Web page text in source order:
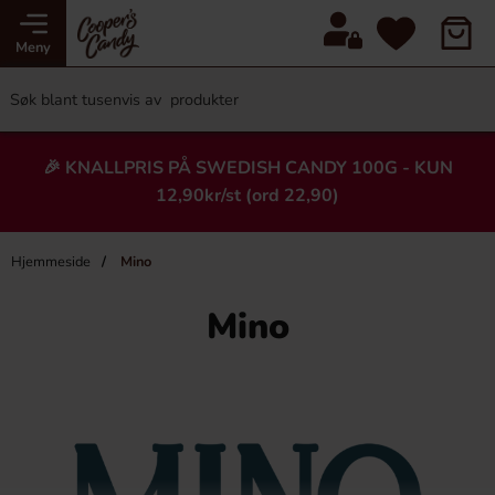
Meny
🎉 KNALLPRIS PÅ SWEDISH CANDY 100G - KUN
12,90kr/st (ord 22,90)
Hjemmeside Mino
Mino